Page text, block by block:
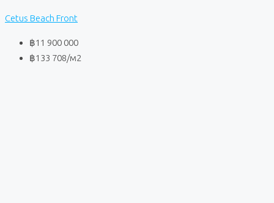
Cetus Beach Front
฿11 900 000
฿133 708/м2